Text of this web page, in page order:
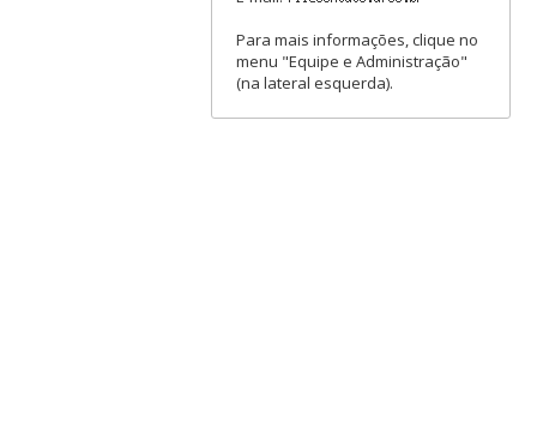
Para mais informações, clique no
menu "Equipe e Administração"
(na lateral esquerda).